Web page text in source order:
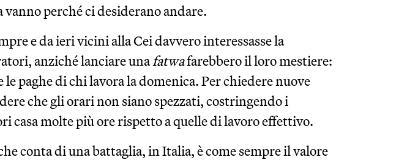
vanno perché ci desiderano andare.
e da ieri vicini alla Cei davvero interessasse la
anziché lanciare unafatwafarebbero il loro mestiere:
le paghe di chi lavora la domenica. Per chiedere nuove
che gli orari non siano spezzati, costringendo i
casa molte più ore rispetto a quelle di lavoro effettivo.
conta di una battaglia, in Italia, è come sempre il valore